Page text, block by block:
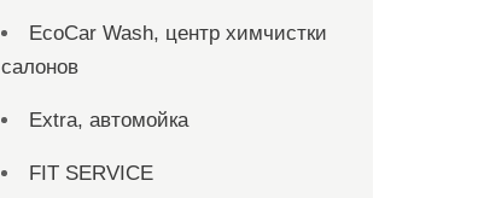
EcoCar Wash, центр химчистки
салонов
Extra, автомойка
FIT SERVICE